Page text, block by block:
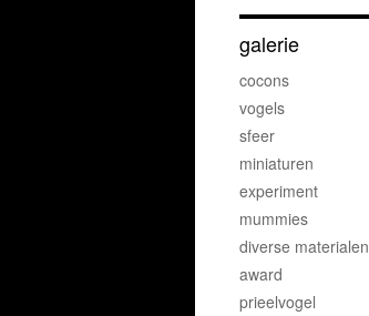
galerie
cocons
vogels
sfeer
miniaturen
experiment
mummies
diverse materialen
award
prieelvogel